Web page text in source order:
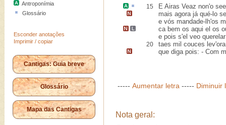
Antroponímia
Glossário
Esconder anotações
Imprimir / copiar
Cantigas: Guia breve
Glossário
Mapa das Cantigas
15 E Airas Veaz non'o
mais agora já qué-lo
e vós mandade-lh'os
ca bem os aqui el os
e pois s'el veo
20
taes mil couces
que diga pois: - Com
----- Aumentar letra ----- Diminuir
Nota geral: